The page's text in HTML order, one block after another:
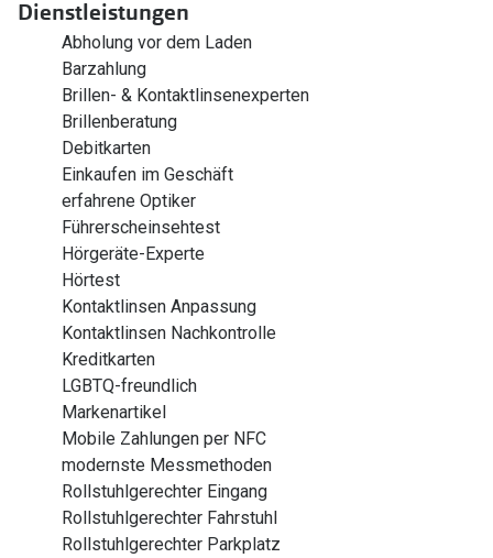
Dienstleistungen
Abholung vor dem Laden
Barzahlung
Brillen- & Kontaktlinsenexperten
Brillenberatung
Debitkarten
Einkaufen im Geschäft
erfahrene Optiker
Führerscheinsehtest
Hörgeräte-Experte
Hörtest
Kontaktlinsen Anpassung
Kontaktlinsen Nachkontrolle
Kreditkarten
LGBTQ-freundlich
Markenartikel
Mobile Zahlungen per NFC
modernste Messmethoden
Rollstuhlgerechter Eingang
Rollstuhlgerechter Fahrstuhl
Rollstuhlgerechter Parkplatz